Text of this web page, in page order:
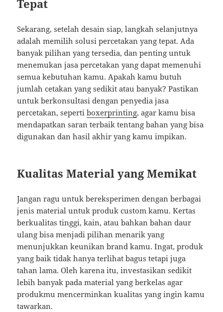
Tepat
Sekarang, setelah desain siap, langkah selanjutnya
adalah memilih solusi percetakan yang tepat. Ada
banyak pilihan yang tersedia, dan penting untuk
menemukan jasa percetakan yang dapat memenuhi
semua kebutuhan kamu. Apakah kamu butuh
jumlah cetakan yang sedikit atau banyak? Pastikan
untuk berkonsultasi dengan penyedia jasa
percetakan, sepertiboxerprinting, agar kamu bisa
mendapatkan saran terbaik tentang bahan yang bisa
digunakan dan hasil akhir yang kamu impikan.
Kualitas Material yang Memikat
Jangan ragu untuk bereksperimen dengan berbagai
jenis material untuk produk custom kamu. Kertas
berkualitas tinggi, kain, atau bahkan bahan daur
ulang bisa menjadi pilihan menarik yang
menunjukkan keunikan brand kamu. Ingat, produk
yang baik tidak hanya terlihat bagus tetapi juga
tahan lama. Oleh karena itu, investasikan sedikit
lebih banyak pada material yang berkelas agar
produkmu mencerminkan kualitas yang ingin kamu
tawarkan.